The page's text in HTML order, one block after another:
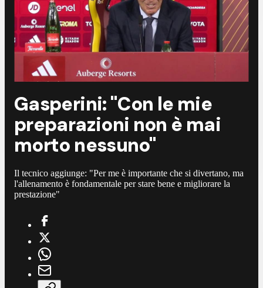
Gasperini: "Con le mie
preparazioni non è mai
morto nessuno"
Il tecnico aggiunge: "Per me è importante che si divertano, ma
l'allenamento è fondamentale per stare bene e migliorare la
prestazione"